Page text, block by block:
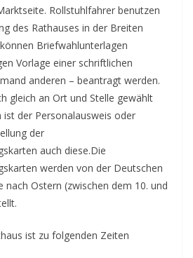
Rollstuhlfahrer benutzen
des Rathauses in der Breiten
Briefwahlunterlagen
Vorlage einer schriftlichen
anderen – beantragt werden.
gleich an Ort und Stelle gewählt
der Personalausweis oder
der
auch diese.Die
werden von der Deutschen
nach Ostern (zwischen dem 10. und
ist zu folgenden Zeiten